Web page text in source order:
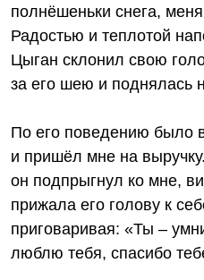
полнёшеньки снега,
Радостью и теплотой
Цыган склонил свою
за его шею и поднялась
По его поведению было
и пришёл мне на
он подпрыгнул ко мне,
прижала его голову к
приговаривая: «Ты –
люблю тебя, спасибо